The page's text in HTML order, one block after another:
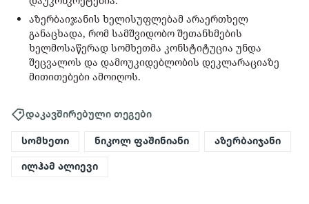
აზერბაიჯანის ხელისუფლებამ არაერთხელ
განაცხადა, რომ სამშვიდობო შეთანხმების
ხელმოსაწერად სომხეთმა კონსტიტუცია უნდა
შეცვალოს და დამოუკიდებლობის დეკლარაციაზე
მითითებები ამოიღოს.
დაკავშირებული თეგები
სომხეთი ნიკოლ ფაშინიანი აზერბაიჯანი
ილჰამ ალიევი